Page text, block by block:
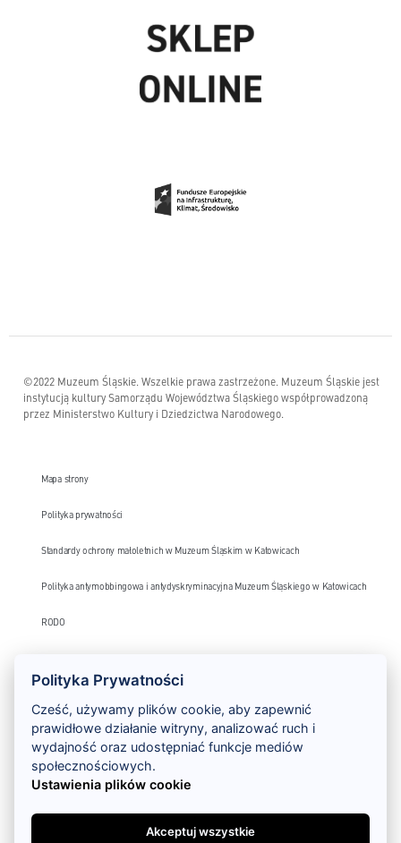
©2022 Muzeum Śląskie. Wszelkie prawa zastrzeżone. Muzeum Śląskie jest
instytucją kultury Samorządu Województwa Śląskiego współprowadzoną
przez Ministerstwo Kultury i Dziedzictwa Narodowego.
Mapa strony
Polityka prywatności
Standardy ochrony małoletnich w Muzeum Śląskim w Katowicach
Polityka antymobbingowa i antydyskryminacyjna Muzeum Śląskiego w Katowicach
RODO
Deklaracja dostępności
Szlak Zabytków Techniki
Polityka Prywatności
Cześć, używamy plików cookie, aby zapewnić
prawidłowe działanie witryny, analizować ruch i
wydajność oraz udostępniać funkcje mediów
społecznościowych.
Ustawienia plików cookie
Akceptuj wszystkie